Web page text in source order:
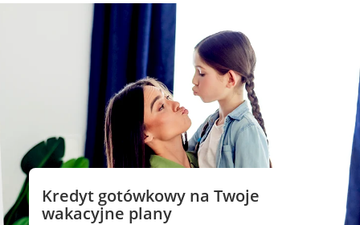
Kredyt gotówkowy na Twoje
wakacyjne plany